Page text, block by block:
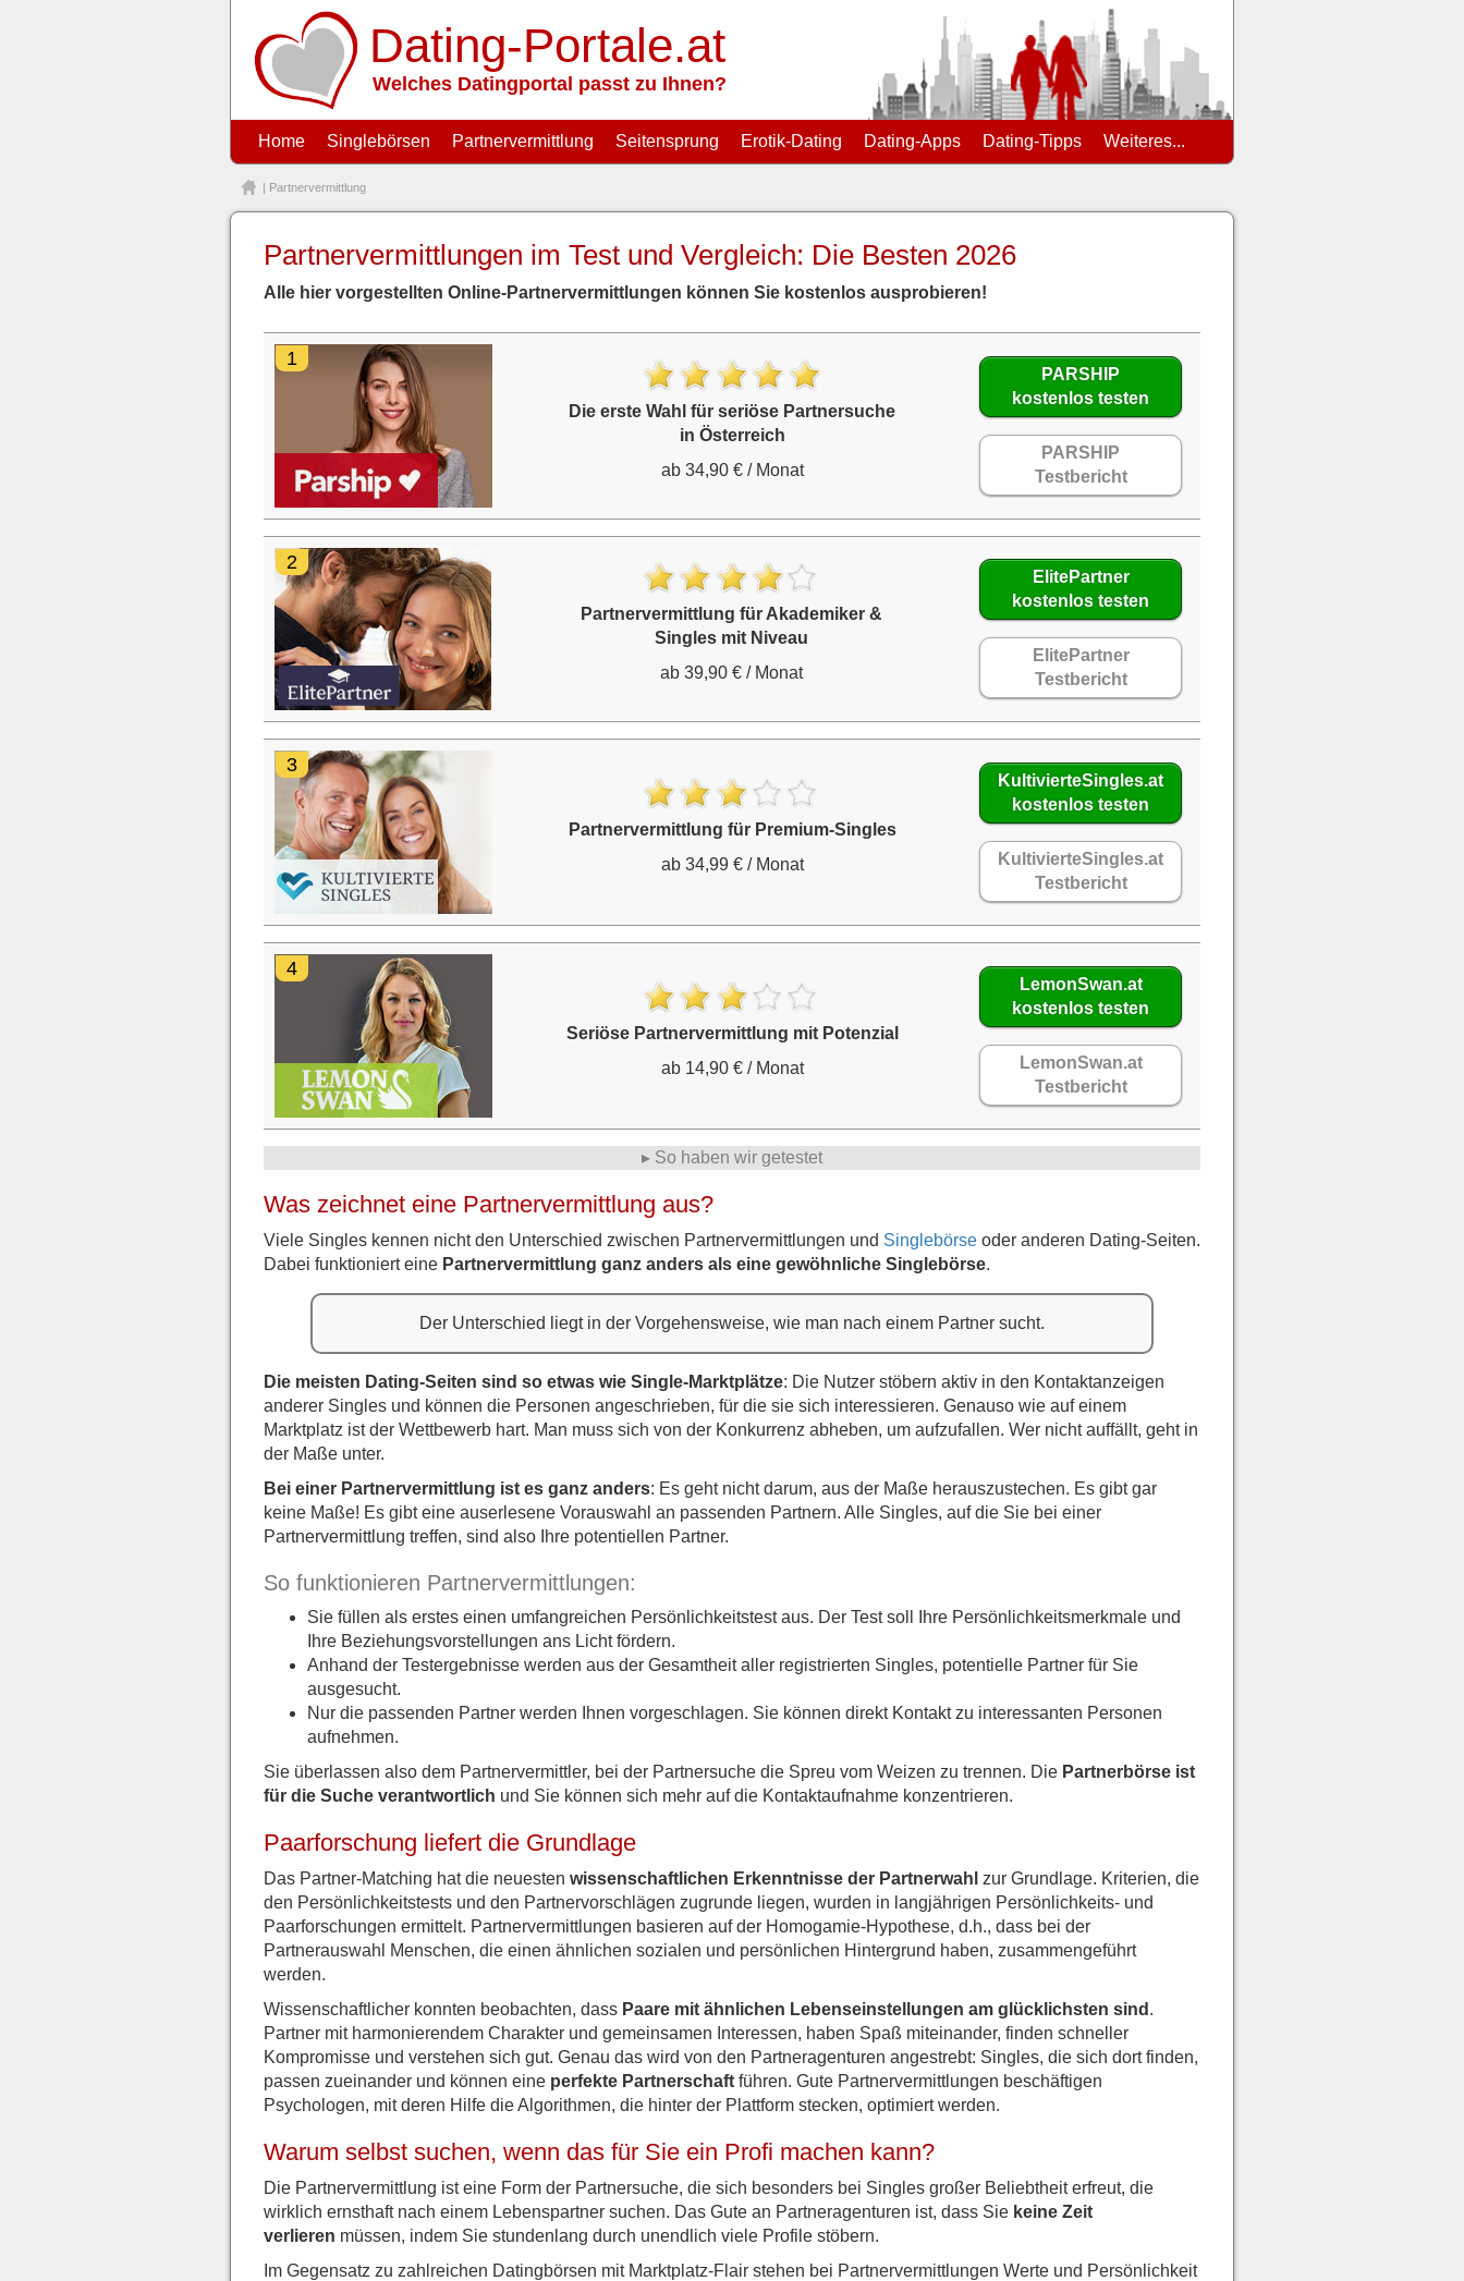
Dating-Portale.at
Welches Datingportal passt zu Ihnen?
Home Singlebörsen Partnervermittlung Seitensprung Erotik-Dating Dating-Apps Dating-Tipps Weiteres...
| Partnervermittlung
Partnervermittlungen im Test und Vergleich: Die Besten 2026
Alle hier vorgestellten Online-Partnervermittlungen können Sie kostenlos ausprobieren!
1
Die erste Wahl für seriöse Partnersuche
in Österreich
ab 34,90 € / Monat
PARSHIP
kostenlos testen
PARSHIP
Testbericht
2
Partnervermittlung für Akademiker &
Singles mit Niveau
ab 39,90 € / Monat
ElitePartner
kostenlos testen
ElitePartner
Testbericht
3
Partnervermittlung für Premium-Singles
ab 34,99 € / Monat
KultivierteSingles.at
kostenlos testen
KultivierteSingles.at
Testbericht
4
Seriöse Partnervermittlung mit Potenzial
ab 14,90 € / Monat
LemonSwan.at
kostenlos testen
LemonSwan.at
Testbericht
▸ So haben wir getestet
Was zeichnet eine Partnervermittlung aus?
Viele Singles kennen nicht den Unterschied zwischen Partnervermittlungen und Singlebörse oder anderen Dating-Seiten.
Dabei funktioniert eine Partnervermittlung ganz anders als eine gewöhnliche Singlebörse.
Der Unterschied liegt in der Vorgehensweise, wie man nach einem Partner sucht.
Die meisten Dating-Seiten sind so etwas wie Single-Marktplätze: Die Nutzer stöbern aktiv in den Kontaktanzeigen
anderer Singles und können die Personen angeschrieben, für die sie sich interessieren. Genauso wie auf einem
Marktplatz ist der Wettbewerb hart. Man muss sich von der Konkurrenz abheben, um aufzufallen. Wer nicht auffällt, geht in
der Maße unter.
Bei einer Partnervermittlung ist es ganz anders: Es geht nicht darum, aus der Maße herauszustechen. Es gibt gar
keine Maße! Es gibt eine auserlesene Vorauswahl an passenden Partnern. Alle Singles, auf die Sie bei einer
Partnervermittlung treffen, sind also Ihre potentiellen Partner.
So funktionieren Partnervermittlungen:
Sie füllen als erstes einen umfangreichen Persönlichkeitstest aus. Der Test soll Ihre Persönlichkeitsmerkmale und
Ihre Beziehungsvorstellungen ans Licht fördern.
Anhand der Testergebnisse werden aus der Gesamtheit aller registrierten Singles, potentielle Partner für Sie
ausgesucht.
Nur die passenden Partner werden Ihnen vorgeschlagen. Sie können direkt Kontakt zu interessanten Personen
aufnehmen.
Sie überlassen also dem Partnervermittler, bei der Partnersuche die Spreu vom Weizen zu trennen. Die Partnerbörse ist
für die Suche verantwortlich und Sie können sich mehr auf die Kontaktaufnahme konzentrieren.
Paarforschung liefert die Grundlage
Das Partner-Matching hat die neuesten wissenschaftlichen Erkenntnisse der Partnerwahl zur Grundlage. Kriterien, die
den Persönlichkeitstests und den Partnervorschlägen zugrunde liegen, wurden in langjährigen Persönlichkeits- und
Paarforschungen ermittelt. Partnervermittlungen basieren auf der Homogamie-Hypothese, d.h., dass bei der
Partnerauswahl Menschen, die einen ähnlichen sozialen und persönlichen Hintergrund haben, zusammengeführt
werden.
Wissenschaftlicher konnten beobachten, dass Paare mit ähnlichen Lebenseinstellungen am glücklichsten sind .
Partner mit harmonierendem Charakter und gemeinsamen Interessen, haben Spaß miteinander, finden schneller
Kompromisse und verstehen sich gut. Genau das wird von den Partneragenturen angestrebt: Singles, die sich dort finden,
passen zueinander und können eine perfekte Partnerschaft führen. Gute Partnervermittlungen beschäftigen
Psychologen, mit deren Hilfe die Algorithmen, die hinter der Plattform stecken, optimiert werden.
Warum selbst suchen, wenn das für Sie ein Profi machen kann?
Die Partnervermittlung ist eine Form der Partnersuche, die sich besonders bei Singles großer Beliebtheit erfreut, die
wirklich ernsthaft nach einem Lebenspartner suchen. Das Gute an Partneragenturen ist, dass Sie keine Zeit
verlieren müssen, indem Sie stundenlang durch unendlich viele Profile stöbern.
Im Gegensatz zu zahlreichen Datingbörsen mit Marktplatz-Flair stehen bei Partnervermittlungen Werte und Persönlichkeit